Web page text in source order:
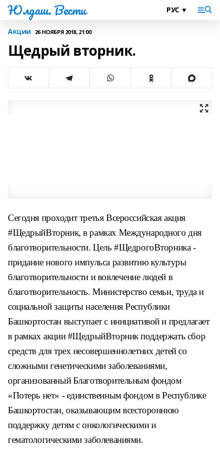
Юлдаш. Вести
Акции 26 НОЯБРЯ 2018, 21:00
Щедрый вторник.
Сегодня проходит третьяВсероссийская акция
#ЩедрыйВторник, в рамках Международного дня
благотворительности. Цель #ЩедрогоВторника -
придание нового импульса развитию культуры
благотворительности ивовлечение людей в
благотворительность.Министерство семьи, труда и
социальной защиты населенияРеспублики
Башкортостан выступает с инициативой и предлагает
в рамкахакции #ЩедрыйВторник поддержать сбор
средств для трех несовершеннолетних детей со
сложными генетическими заболеваниями,
организованный Благотворительным фондом
«Потерь нет» - единственнымфондом в Республике
Башкортостан, оказывающим всестороннюю
поддержку детям с онкологическими и
гематологическими заболеваниями.